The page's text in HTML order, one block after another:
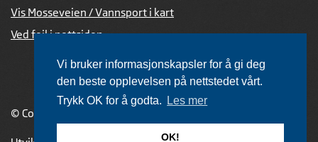
Vi bruker informasjonskapsler for å gi deg
den beste opplevelsen på nettstedet vårt.
Trykk OK for å godta.
Les mer
OK!
Vis Mosseveien / Vannsport i kart
Ved feil i nettsiden
© Copyright 2026 |